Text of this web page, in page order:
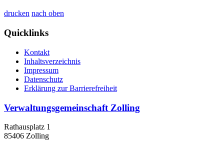
drucken nach oben
Quicklinks
Kontakt
Inhaltsverzeichnis
Impressum
Datenschutz
Erklärung zur Barrierefreiheit
Verwaltungsgemeinschaft Zolling
Rathausplatz 1
85406 Zolling